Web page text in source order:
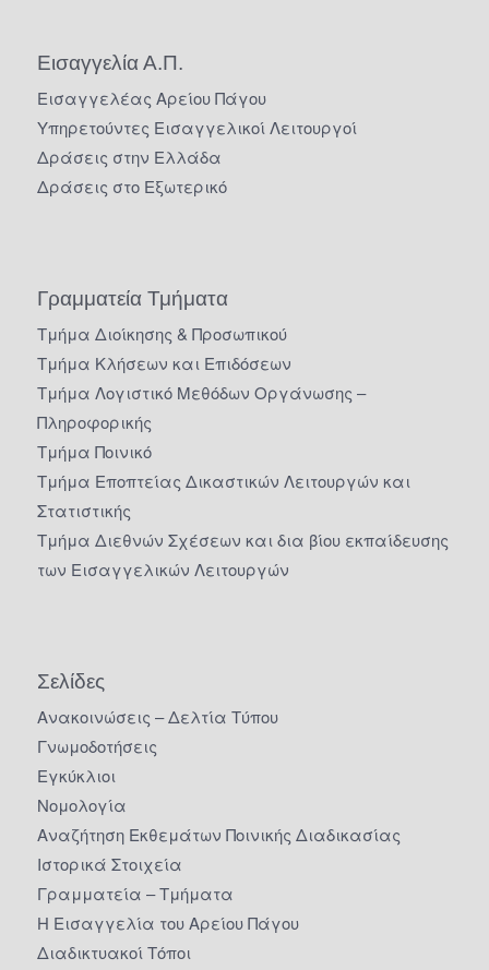
Εισαγγελία Α.Π.
Εισαγγελέας Αρείου Πάγου
Υπηρετούντες Εισαγγελικοί Λειτουργοί
Δράσεις στην Ελλάδα
Δράσεις στο Εξωτερικό
Γραμματεία Τμήματα
Τμήμα Διοίκησης & Προσωπικού
Τμήμα Κλήσεων και Επιδόσεων
Τμήμα Λογιστικό Μεθόδων Οργάνωσης –
Πληροφορικής
Τμήμα Ποινικό
Τμήμα Εποπτείας Δικαστικών Λειτουργών και
Στατιστικής
Τμήμα Διεθνών Σχέσεων και δια βίου εκπαίδευσης
των Εισαγγελικών Λειτουργών
Σελίδες
Ανακοινώσεις – Δελτία Τύπου
Γνωμοδοτήσεις
Εγκύκλιοι
Νομολογία
Αναζήτηση Εκθεμάτων Ποινικής Διαδικασίας
Ιστορικά Στοιχεία
Γραμματεία – Τμήματα
Η Εισαγγελία του Αρείου Πάγου
Διαδικτυακοί Τόποι